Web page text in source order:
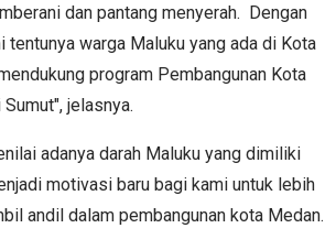
dan pantang menyerah. Dengan
warga Maluku yang ada di Kota
program Pembangunan Kota
jelasnya.
adanya darah Maluku yang dimiliki
motivasi baru bagi kami untuk lebih
andil dalam pembangunan kota Medan.